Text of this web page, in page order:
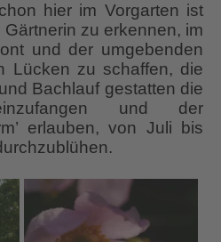
hier im Vorgarten ist
zu erkennen, im
und der umgebenden
Lücken zu schaffen, die
Bachlauf gestatten die
und der
erlauben, von Juli bis